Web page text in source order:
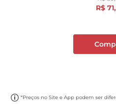
R$ 71,
*Preços no Site e App podem ser